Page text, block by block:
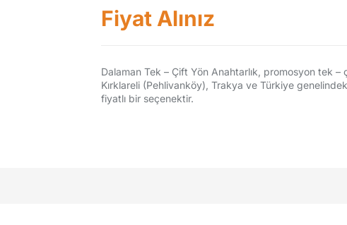
Fiyat Alınız
Dalaman Tek – Çift Yön Anahtarlık, promosyon tek –
Kırklareli (Pehlivanköy), Trakya ve Türkiye
fiyatlı bir seçenektir.